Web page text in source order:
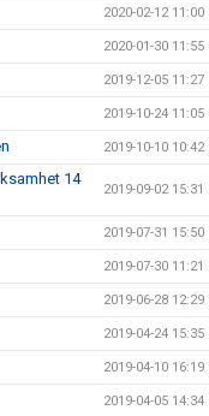
2020-02-12 11:00
2020-01-30 11:55
2019-12-05 11:27
2019-10-24 11:05
2019-10-10 10:42
14
2019-09-02 15:31
2019-07-31 15:50
2019-07-30 11:21
2019-06-28 12:29
2019-04-24 15:35
2019-04-10 16:19
2019-04-05 14:34